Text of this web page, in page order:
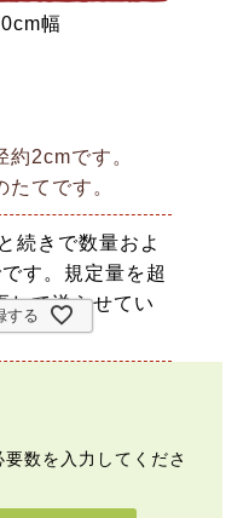
幅
2cmです。
てです。
続きで数量およ
す。規定量を超
して送らせてい
する